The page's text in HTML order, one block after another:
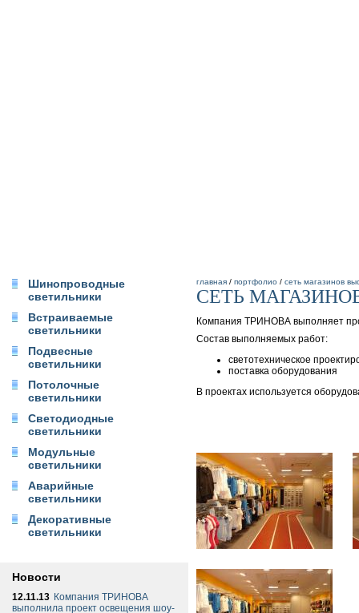
Шинопроводные
светильники
Встраиваемые
светильники
Подвесные
светильники
Потолочные
светильники
Светодиодные
светильники
Модульные
светильники
Аварийные
светильники
Декоративные
светильники
Новости
12.11.13 Компания ТРИНОВА
выполнила проект освещения шоу-
главная / портфолио / сеть магазинов
СЕТЬ
Компания ТРИНОВА выполняет
Состав выполняемых работ:
светотехническое
поставка оборудования
В проектах используется